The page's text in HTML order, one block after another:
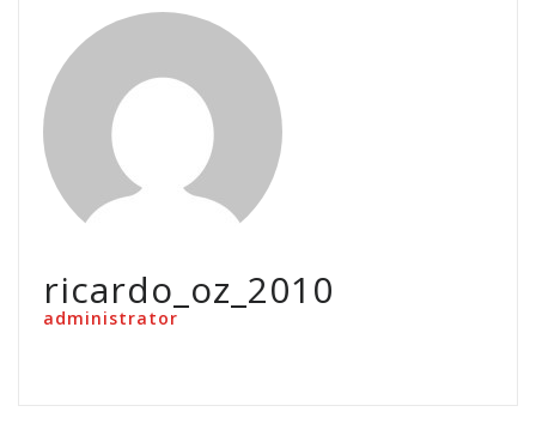
ricardo_oz_2010
administrator